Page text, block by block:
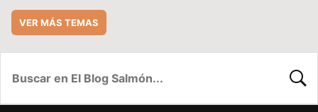
VER MÁS TEMAS